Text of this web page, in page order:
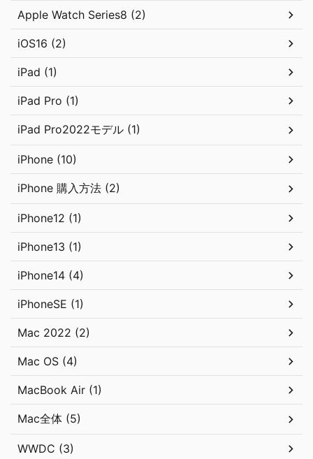
Apple Watch Series8 (2)
iOS16 (2)
iPad (1)
iPad Pro (1)
iPad Pro2022モデル (1)
iPhone (10)
iPhone 購入方法 (2)
iPhone12 (1)
iPhone13 (1)
iPhone14 (4)
iPhoneSE (1)
Mac 2022 (2)
Mac OS (4)
MacBook Air (1)
Mac全体 (5)
WWDC (3)